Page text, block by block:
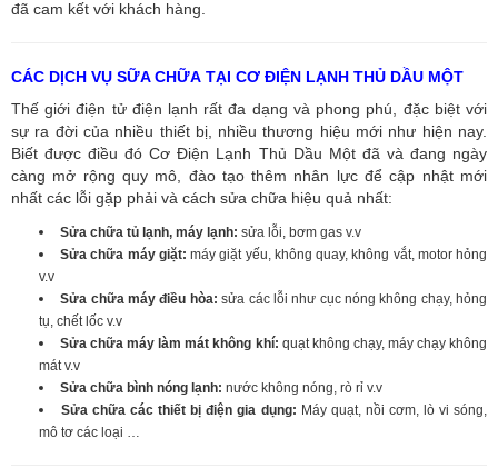
đã cam kết với khách hàng.
CÁC DỊCH VỤ SỮA CHỮA TẠI CƠ ĐIỆN LẠNH THỦ DẦU MỘT
Thế giới điện tử điện lạnh rất đa dạng và phong phú, đặc biệt với
sự ra đời của nhiều thiết bị, nhiều thương hiệu mới như hiện nay.
Biết được điều đó Cơ Điện Lạnh Thủ Dầu Một đã và đang ngày
càng mở rộng quy mô, đào tạo thêm nhân lực để cập nhật mới
nhất các lỗi gặp phải và cách sửa chữa hiệu quả nhất:
Sửa chữa tủ lạnh, máy lạnh: sửa lỗi, bơm gas v.v
Sửa chữa máy giặt:máy giặt yếu, không quay, không vắt, motor hỏng
v.v
Sửa chữa máy điều hòa: sửa các lỗi như cục nóng không chạy, hỏng
tụ, chết lốc v.v
Sửa chữa máy làm mát không khí: quạt không chạy, máy chạy không
mát v.v
Sửa chữa bình nóng lạnh: nước không nóng, rò rỉ v.v
Sửa chữa các thiết bị điện gia dụng: Máy quạt, nồi cơm, lò vi sóng,
mô tơ các loại …